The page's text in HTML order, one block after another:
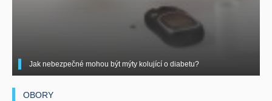
Jak nebezpečné mohou být mýty kolující o diabetu?
OBORY